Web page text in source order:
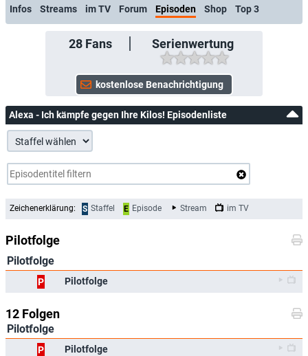
Infos Streams im TV Forum Episoden Shop Top 3
28Fans Serienwertung
Alexa - Ich kämpfe gegen Ihre Kilos! Episodenliste
Zeichenerklärung: S Staffel E Episode Stream im TV
Pilotfolge
Pilotfolge
P Pilotfolge
12 Folgen
Pilotfolge
P Pilotfolge